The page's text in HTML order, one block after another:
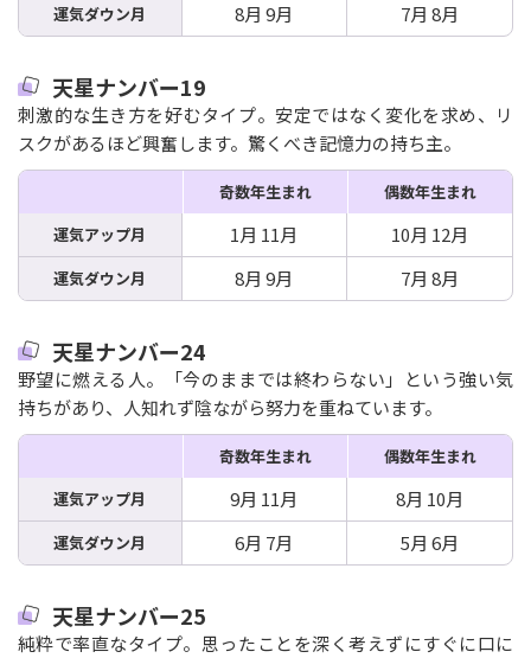
運気ダウン月 8月 9月 7月 8月
天星ナンバー19
刺激的な生き方を好むタイプ。安定ではなく変化を求め、リ
スクがあるほど興奮します。驚くべき記憶力の持ち主。
奇数年生まれ
偶数年生まれ
運気アップ月
1月 11月 10月 12月
運気ダウン月 8月 9月 7月 8月
天星ナンバー24
野望に燃える人。「今のままでは終わらない」という強い気
持ちがあり、人知れず陰ながら努力を重ねています。
奇数年生まれ
偶数年生まれ
運気アップ月
9月 11月 8月 10月
運気ダウン月 6月 7月 5月 6月
天星ナンバー25
純粋で率直なタイプ。思ったことを深く考えずにすぐに口に